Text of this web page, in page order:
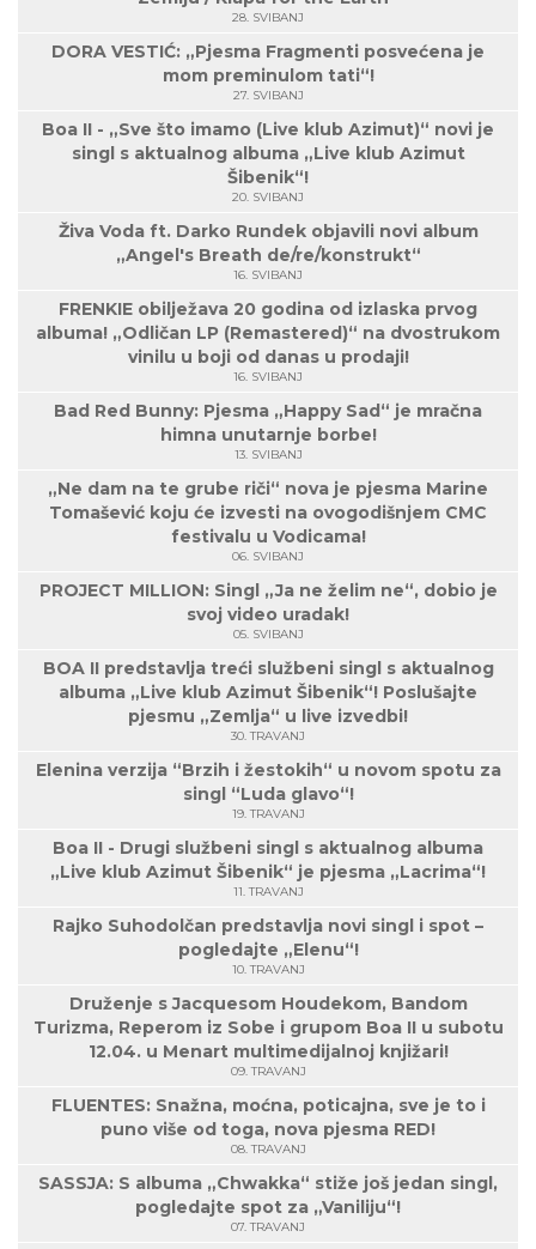
28. SVIBANJ
DORA VESTIĆ: „Pjesma Fragmenti posvećena je
mom preminulom tati“!
27. SVIBANJ
Boa II - „Sve što imamo (Live klub Azimut)“ novi je
singl s aktualnog albuma „Live klub Azimut
Šibenik“!
20. SVIBANJ
Živa Voda ft. Darko Rundek objavili novi album
„Angel's Breath de/re/konstrukt“
16. SVIBANJ
FRENKIE obilježava 20 godina od izlaska prvog
albuma! „Odličan LP (Remastered)“ na dvostrukom
vinilu u boji od danas u prodaji!
16. SVIBANJ
Bad Red Bunny: Pjesma „Happy Sad“ je mračna
himna unutarnje borbe!
13. SVIBANJ
„Ne dam na te grube riči“ nova je pjesma Marine
Tomašević koju će izvesti na ovogodišnjem CMC
festivalu u Vodicama!
06. SVIBANJ
PROJECT MILLION: Singl „Ja ne želim ne“, dobio je
svoj video uradak!
05. SVIBANJ
BOA II predstavlja treći službeni singl s aktualnog
albuma „Live klub Azimut Šibenik“! Poslušajte
pjesmu „Zemlja“ u live izvedbi!
30. TRAVANJ
Elenina verzija “Brzih i žestokih“ u novom spotu za
singl “Luda glavo“!
19. TRAVANJ
Boa II - Drugi službeni singl s aktualnog albuma
„Live klub Azimut Šibenik“ je pjesma „Lacrima“!
11. TRAVANJ
Rajko Suhodolčan predstavlja novi singl i spot –
pogledajte „Elenu“!
10. TRAVANJ
Druženje s Jacquesom Houdekom, Bandom
Turizma, Reperom iz Sobe i grupom Boa II u subotu
12.04. u Menart multimedijalnoj knjižari!
09. TRAVANJ
FLUENTES: Snažna, moćna, poticajna, sve je to i
puno više od toga, nova pjesma RED!
08. TRAVANJ
SASSJA: S albuma „Chwakka“ stiže još jedan singl,
pogledajte spot za „Vaniliju“!
07. TRAVANJ